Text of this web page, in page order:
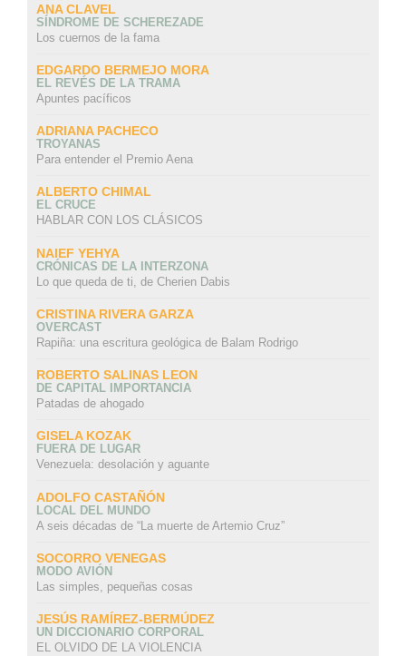
ANA CLAVEL
SÍNDROME DE SCHEREZADE
Los cuernos de la fama
EDGARDO BERMEJO MORA
EL REVÉS DE LA TRAMA
Apuntes pacíficos
ADRIANA PACHECO
TROYANAS
Para entender el Premio Aena
ALBERTO CHIMAL
EL CRUCE
HABLAR CON LOS CLÁSICOS
NAIEF YEHYA
CRÓNICAS DE LA INTERZONA
Lo que queda de ti, de Cherien Dabis
CRISTINA RIVERA GARZA
OVERCAST
Rapiña: una escritura geológica de Balam Rodrigo
ROBERTO SALINAS LEON
DE CAPITAL IMPORTANCIA
Patadas de ahogado
GISELA KOZAK
FUERA DE LUGAR
Venezuela: desolación y aguante
ADOLFO CASTAÑÓN
LOCAL DEL MUNDO
A seis décadas de “La muerte de Artemio Cruz”
SOCORRO VENEGAS
MODO AVIÓN
Las simples, pequeñas cosas
JESÚS RAMÍREZ-BERMÚDEZ
UN DICCIONARIO CORPORAL
EL OLVIDO DE LA VIOLENCIA